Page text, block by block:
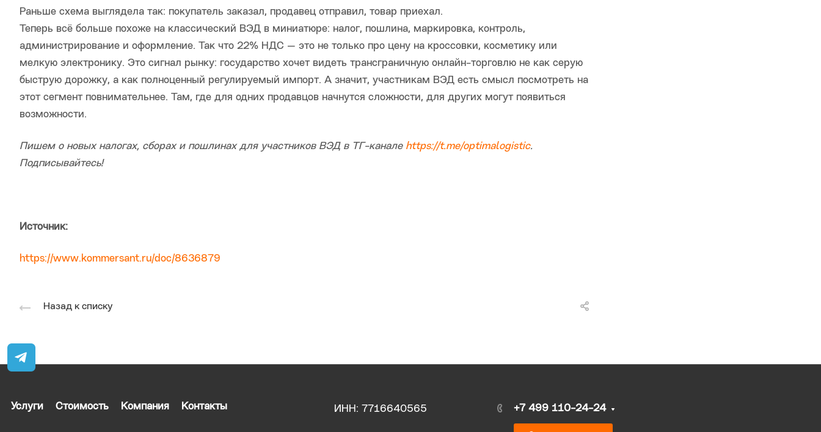
Раньше схема выглядела так: покупатель заказал, продавец отправил, товар приехал.
Теперь всё больше похоже на классический ВЭД в миниатюре: налог, пошлина, маркировка, контроль,
администрирование и оформление. Так что 22% НДС — это не только про цену на кроссовки, косметику или
мелкую электронику. Это сигнал рынку: государство хочет видеть трансграничную онлайн-торговлю не как серую
быструю дорожку, а как полноценный регулируемый импорт. А значит, участникам ВЭД есть смысл посмотреть на
этот сегмент повнимательнее. Там, где для одних продавцов начнутся сложности, для других могут появиться
возможности.
Пишем о новых налогах, сборах и пошлинах для участников ВЭД в ТГ-канале https://t.me/optimalogistic.
Подписывайтесь!
Источник:
https://www.kommersant.ru/doc/8636879
Назад к списку
Услуги Стоимость Компания Контакты ИНН: 7716640565 +7 499 110-24-24